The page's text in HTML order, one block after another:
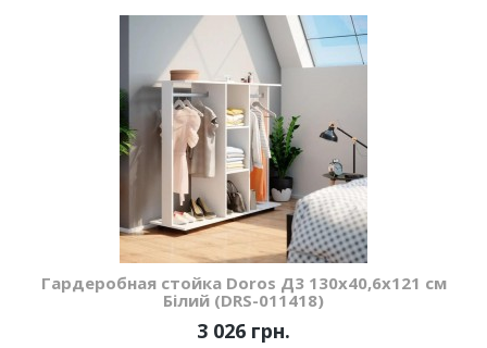
Гардеробная стойка Doros Д3 130х40,6х121 см
Білий (DRS-011418)
3 026 грн.